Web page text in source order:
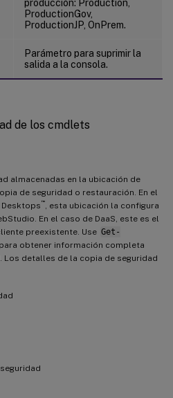
producción: Production,
ProductionGov,
ProductionJP, OnPrem.
Parámetro para suprimir la
salida a la consola.
de los cmdlets
almacenadas en la ubicación de
de seguridad o restauración. En el
™
, esta ubicación la configura
En el caso de DaaS, este es el
preexistente. Use Get-
para obtener información completa
Los detalles de la copia de seguridad